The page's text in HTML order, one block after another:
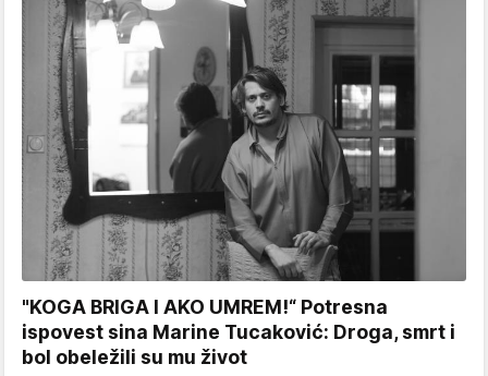
"KOGA BRIGA I AKO UMREM!“ Potresna
ispovest sina Marine Tucaković: Droga, smrt i
bol obeležili su mu život